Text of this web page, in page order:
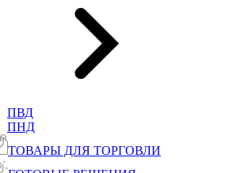
ПВД
ПНД
ТОВАРЫ ДЛЯ ТОРГОВЛИ